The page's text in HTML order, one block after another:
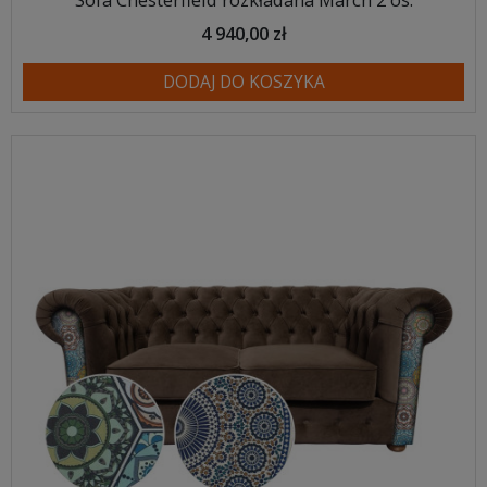
4 940,00 zł
DODAJ DO KOSZYKA